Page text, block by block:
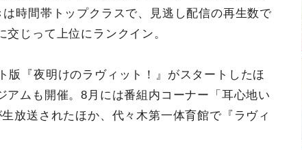
時間帯トップクラスで、見逃し配信の再生数で
じって上位にランクイン。
版『夜明けのラヴィット！』がスタートしたほ
アムも開催。8月には番組内コーナー「耳心地い
放送されたほか、代々木第一体育館で『ラヴィ